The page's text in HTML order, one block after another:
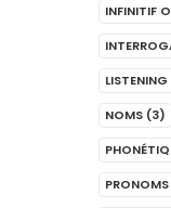
INFINITIF
LISTENING
NOMS (3)